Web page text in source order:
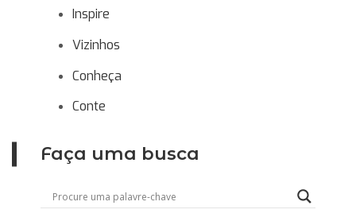
Inspire
Vizinhos
Conheça
Conte
Faça uma busca